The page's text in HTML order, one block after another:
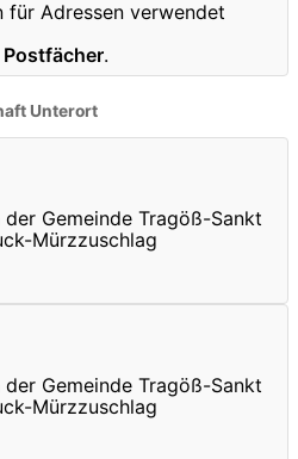
für Adressen verwendet
Postfächer.
Unterort
Gemeinde Tragöß-Sankt
Mürzzuschlag
Gemeinde Tragöß-Sankt
Mürzzuschlag